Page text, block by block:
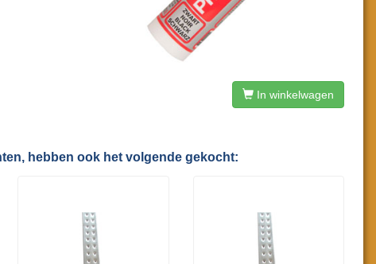
In winkelwagen
hebben ook het volgende gekocht: